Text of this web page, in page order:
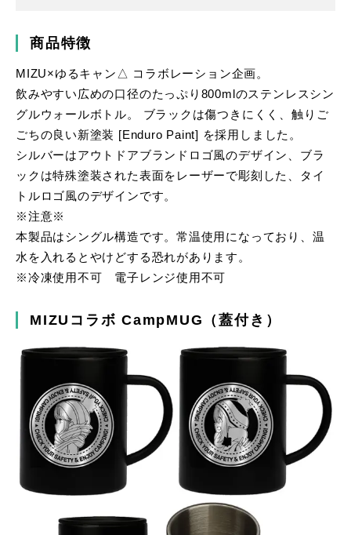
商品特徴
MIZU×ゆるキャン△ コラボレーション企画。
飲みやすい広めの口径のたっぷり800mlのステンレスシン
グルウォールボトル。 ブラックは傷つきにくく、触りご
ごちの良い新塗装 [Enduro Paint] を採用しました。
シルバーはアウトドアブランドロゴ風のデザイン、ブラ
ックは特殊塗装された表面をレーザーで彫刻した、タイ
トルロゴ風のデザインです。
※注意※
本製品はシングル構造です。常温使用になっており、温
水を入れるとやけどする恐れがあります。
※冷凍使用不可 電子レンジ使用不可
MIZUコラボ CampMUG（蓋付き）